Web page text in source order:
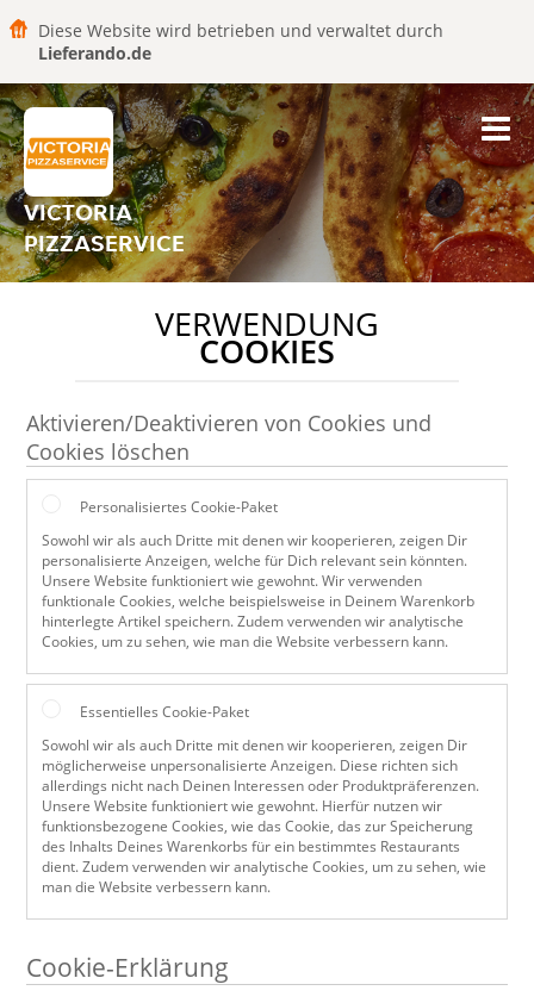
Diese Website wird betrieben und verwaltet durch
Lieferando.de
VICTORIA
PIZZASERVICE
VERWENDUNG
COOKIES
Aktivieren/Deaktivieren von Cookies und
Cookies löschen
Personalisiertes Cookie-Paket
Sowohl wir als auch Dritte mit denen wir kooperieren, zeigen Dir
personalisierte Anzeigen, welche für Dich relevant sein könnten.
Unsere Website funktioniert wie gewohnt. Wir verwenden
funktionale Cookies, welche beispielsweise in Deinem Warenkorb
hinterlegte Artikel speichern. Zudem verwenden wir analytische
Cookies, um zu sehen, wie man die Website verbessern kann.
Essentielles Cookie-Paket
Sowohl wir als auch Dritte mit denen wir kooperieren, zeigen Dir
möglicherweise unpersonalisierte Anzeigen. Diese richten sich
allerdings nicht nach Deinen Interessen oder Produktpräferenzen.
Unsere Website funktioniert wie gewohnt. Hierfür nutzen wir
funktionsbezogene Cookies, wie das Cookie, das zur Speicherung
des Inhalts Deines Warenkorbs für ein bestimmtes Restaurants
dient. Zudem verwenden wir analytische Cookies, um zu sehen, wie
man die Website verbessern kann.
Cookie-Erklärung